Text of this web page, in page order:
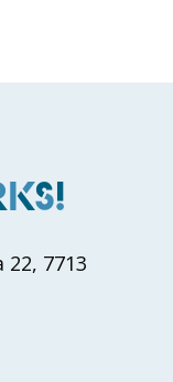
22, 7713